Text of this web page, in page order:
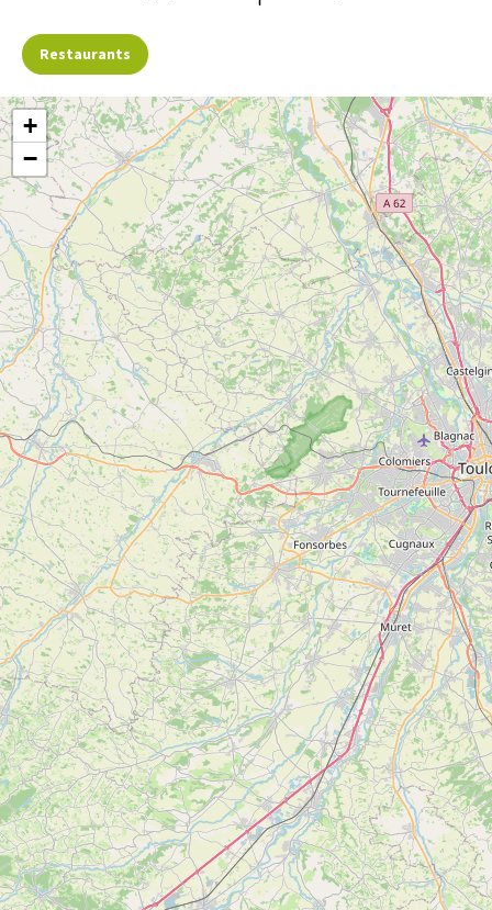
Ayet-Lac de Bethmale
BETHMALE
Voir
plus
5
Ayet-Lac de Bethmale
BETHMALE
Voir
plus
+
−
Restaurants